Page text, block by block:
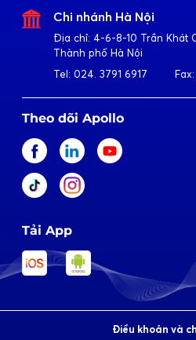
Chi nhánh Hà Nội
Địa chỉ: 4-6-8-10 Trần Khát
Thành phố Hà Nội
Tel: 024. 3791 6917 Fax:
Theo dõi Apollo
Tải App
Điều khoản và